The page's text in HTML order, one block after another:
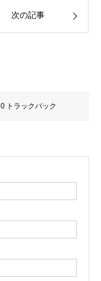
次の記事
0 トラックバック